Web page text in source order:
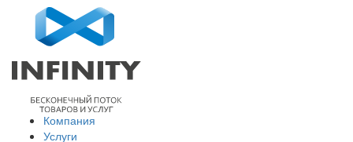
Компания
Услуги